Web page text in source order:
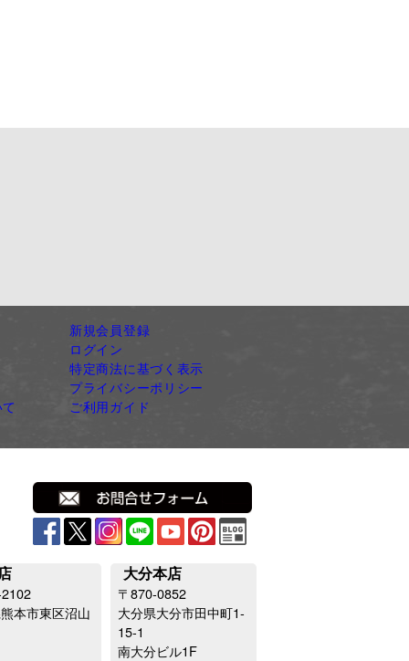
新規会員登録
ログイン
特定商法に基づく表示
プライバシーポリシー
ご利用ガイド
本市東区沼山
大分本店
〒870-0852
大分県大分市田中町1-
15-1
南大分ビル1F